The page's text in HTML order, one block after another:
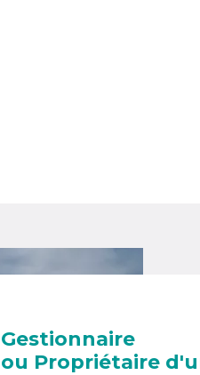
Gestionnaire
ou Propriétaire